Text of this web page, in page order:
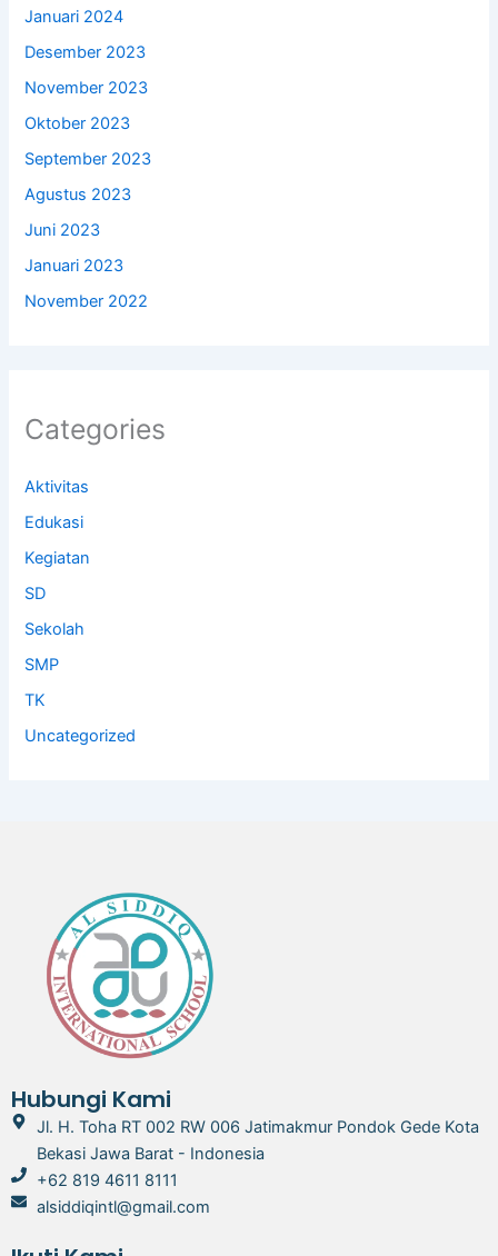
Januari 2024
Desember 2023
November 2023
Oktober 2023
September 2023
Agustus 2023
Juni 2023
Januari 2023
November 2022
Categories
Aktivitas
Edukasi
Kegiatan
SD
Sekolah
SMP
TK
Uncategorized
Hubungi Kami
Jl. H. Toha RT 002 RW 006 Jatimakmur Pondok Gede Kota
Bekasi Jawa Barat - Indonesia
+62 819 4611 8111
alsiddiqintl@gmail.com